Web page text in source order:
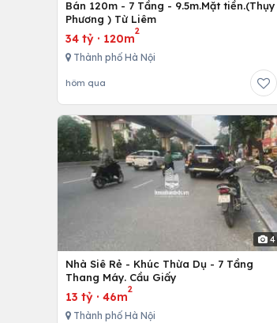
Bán 120m - 7 Tầng - 9.5m.Mặt tiền.(Thụy
Phương ) Từ Liêm
34 tỷ · 120m
2
Thành phố Hà Nội
hôm qua
4
Nhà Siê Rẻ - Khúc Thừa Dụ - 7 Tầng
Thang Máy. Cầu Giấy
13 tỷ · 46m
2
Thành phố Hà Nội